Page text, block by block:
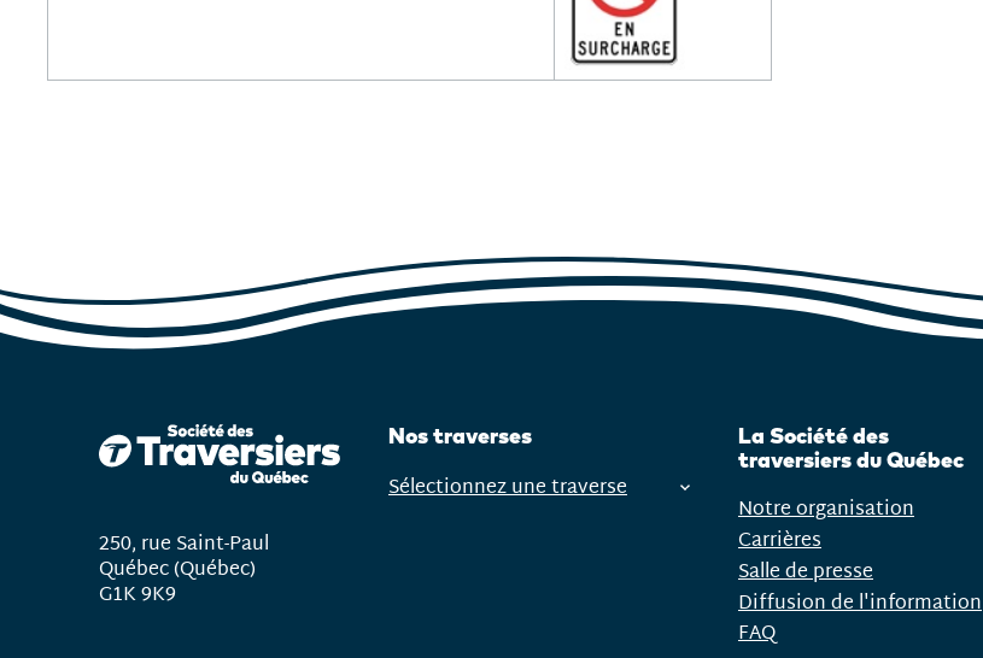
250, rue Saint-Paul
Québec (Québec)
G1K 9K9
Nos traverses
Ouvrir
Sélectionnez une traverse
La Société des
traversiers du Québec
Notre organisation
Carrières
Salle de presse
Diffusion de l'information
FAQ